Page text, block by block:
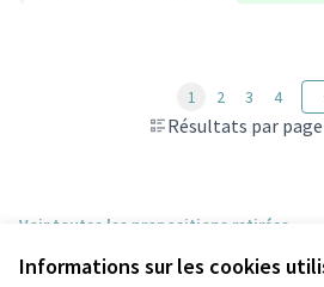
Informations sur les cookies
Résultats par page
1 2 3 4
Voir toutes les propositions retirées